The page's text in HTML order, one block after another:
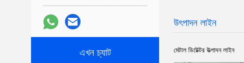
এখন চ্যাট
উৎপাদন লাইন
মেটাল ডিটেক্টর উত্পাদন লাইন